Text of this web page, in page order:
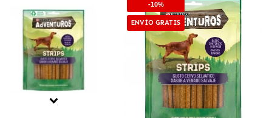
-10%
ENVÍO GRATIS